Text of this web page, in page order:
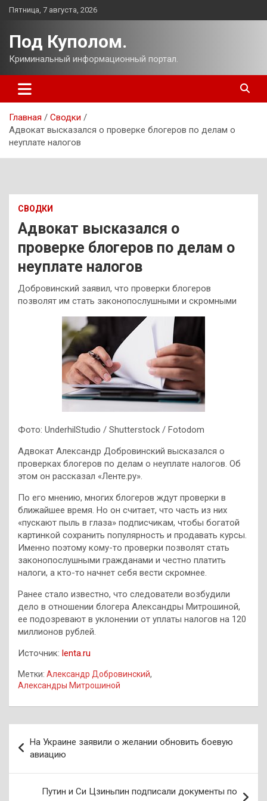
Перейти
Пятница, 7 августа, 2026
Под Куполом.
Криминальный информационный портал.
Главная
Сводки
Адвокат высказался о проверке блогеров по делам о
неуплате налогов
СВОДКИ
Адвокат высказался о
проверке блогеров по делам о
неуплате налогов
Добровинский заявил, что проверки блогеров
позволят им стать законопослушными и скромными
Фото: UnderhilStudio / Shutterstock / Fotodom
Адвокат Александр Добровинский высказался о
проверках блогеров по делам о неуплате налогов. Об
этом он рассказал «Ленте.ру».
По его мнению, многих блогеров ждут проверки в
ближайшее время. Но он считает, что часть из них
«пускают пыль в глаза» подписчикам, чтобы богатой
картинкой сохранить популярность и продавать курсы.
Именно поэтому кому-то проверки позволят стать
законопослушными гражданами и честно платить
налоги, а кто-то начнет себя вести скромнее.
Ранее стало известно, что следователи возбудили
дело в отношении блогера Александры Митрошиной,
ее подозревают в уклонении от уплаты налогов на 120
миллионов рублей.
Источник: lenta.ru
Метки: Александр Добровинский,
Александры Митрошиной
по
записям
На Украине заявили о желании обновить боевую
авиацию
Путин и Си Цзиньпин подписали документы по